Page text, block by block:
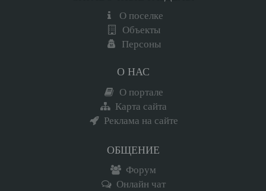
О поселке
Объекты
Персоны
О НАС
О портале
Карта сайта
Реклама на сайте
ОБЩЕНИЕ
Форум
Онлайн чат